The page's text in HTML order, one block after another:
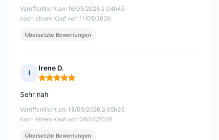
Veröffentlicht am 16/05/2026 à 04h45
nach einem Kauf von 11/05/2026
Übersetzte Bewertungen
I
Irene D.
Hinweis: 5 von 5
Veröffentlicht am 13/05/2026 à 05h35
nach einem Kauf von 08/05/2026
Sehr nah
Übersetzte Bewertungen